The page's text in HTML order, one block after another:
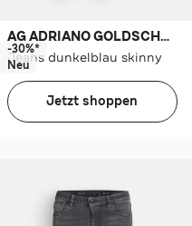
AG ADRIANO GOLDSCHMIED
Jeans dunkelblau skinny
-30%*
Neu
Jetzt shoppen